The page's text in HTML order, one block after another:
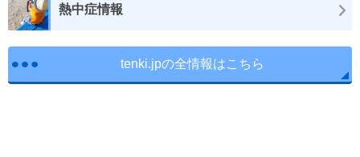
熱中症情報
tenki.jpの全情報はこちら